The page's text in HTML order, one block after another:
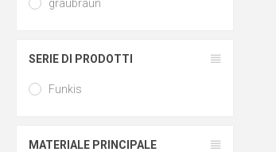
graubraun
SERIE DI PRODOTTI
Funkis
MATERIALE PRINCIPALE